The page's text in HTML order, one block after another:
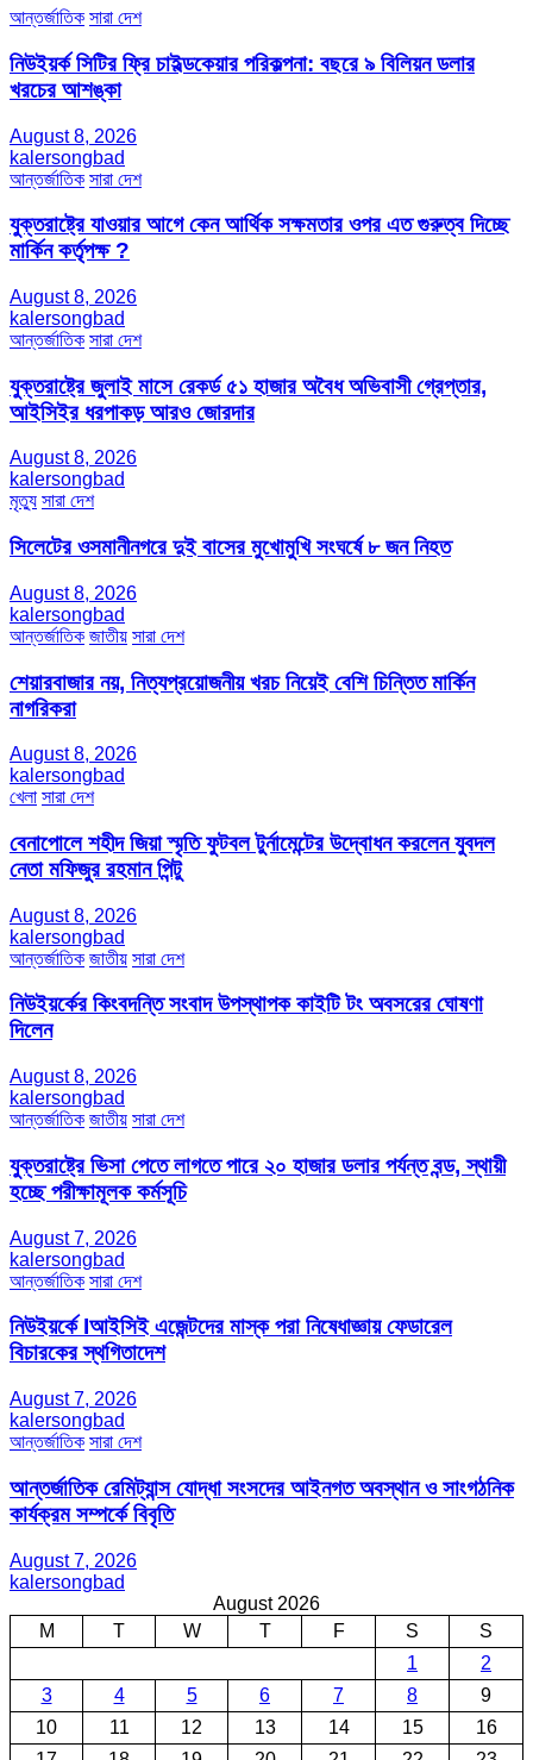
আন্তর্জাতিক সারা দেশ
নিউইয়র্ক সিটির ফ্রি চাইল্ডকেয়ার পরিকল্পনা: বছরে ৯ বিলিয়ন ডলার
খরচের আশঙ্কা
August 8, 2026
kalersongbad
আন্তর্জাতিক সারা দেশ
যুক্তরাষ্ট্রে যাওয়ার আগে কেন আর্থিক সক্ষমতার ওপর এত গুরুত্ব দিচ্ছে
মার্কিন কর্তৃপক্ষ ?
August 8, 2026
kalersongbad
আন্তর্জাতিক সারা দেশ
যুক্তরাষ্ট্রে জুলাই মাসে রেকর্ড ৫১ হাজার অবৈধ অভিবাসী গ্রেপ্তার,
আইসিইর ধরপাকড় আরও জোরদার
August 8, 2026
kalersongbad
মৃত্যু সারা দেশ
সিলেটের ওসমানীনগরে দুই বাসের মুখোমুখি সংঘর্ষে ৮ জন নিহত
August 8, 2026
kalersongbad
আন্তর্জাতিক জাতীয় সারা দেশ
শেয়ারবাজার নয়, নিত্যপ্রয়োজনীয় খরচ নিয়েই বেশি চিন্তিত মার্কিন
নাগরিকরা
August 8, 2026
kalersongbad
খেলা সারা দেশ
বেনাপোলে শহীদ জিয়া স্মৃতি ফুটবল টুর্নামেন্টের উদ্বোধন করলেন যুবদল
নেতা মফিজুর রহমান পিন্টু
August 8, 2026
kalersongbad
আন্তর্জাতিক জাতীয় সারা দেশ
নিউইয়র্কের কিংবদন্তি সংবাদ উপস্থাপক কাইটি টং অবসরের ঘোষণা
দিলেন
August 8, 2026
kalersongbad
আন্তর্জাতিক জাতীয় সারা দেশ
যুক্তরাষ্ট্রে ভিসা পেতে লাগতে পারে ২০ হাজার ডলার পর্যন্ত বন্ড, স্থায়ী
হচ্ছে পরীক্ষামূলক কর্মসূচি
August 7, 2026
kalersongbad
আন্তর্জাতিক সারা দেশ
নিউইয়র্কে Iআইসিই এজেন্টদের মাস্ক পরা নিষেধাজ্ঞায় ফেডারেল
বিচারকের স্থগিতাদেশ
August 7, 2026
kalersongbad
আন্তর্জাতিক সারা দেশ
আন্তর্জাতিক রেমিট্যান্স যোদ্ধা সংসদের আইনগত অবস্থান ও সাংগঠনিক
কার্যক্রম সম্পর্কে বিবৃতি
August 7, 2026
kalersongbad
August 2026
M
T W T F S
S
1
2
3
4 5 6 7 8
9
10
11 12 13 14 15
16